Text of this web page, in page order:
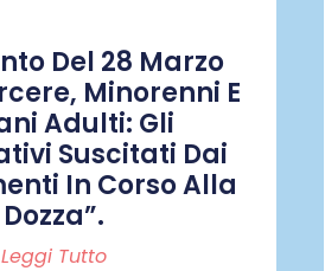
Del 28 Marzo
Minorenni E
Adulti: Gli
Suscitati Dai
In Corso Alla
Dozza”.
Leggi Tutto